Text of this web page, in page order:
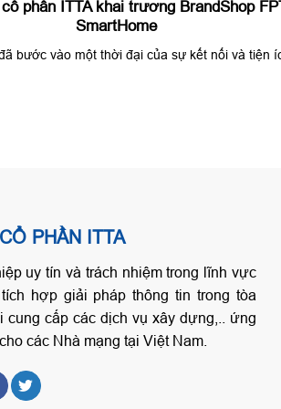
phần ITTA khai trương BrandShop
SmartHome
bước vào một thời đại của sự kết nối và tiện
PHẦN ITTA
uy tín và trách nhiệm trong lĩnh vực
hợp giải pháp thông tin trong tòa
cung cấp các dịch vụ xây dựng,.. ứng
các Nhà mạng tại Việt Nam.